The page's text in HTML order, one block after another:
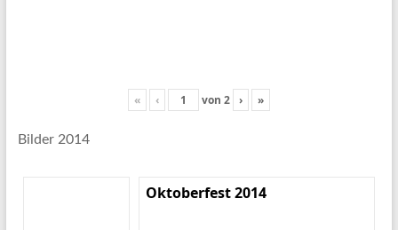
« ‹ von 2 › »
Bilder 2014
Oktoberfest 2014